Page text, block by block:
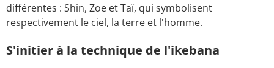
différentes : Shin, Zoe et Taï, qui symbolisent
respectivement le ciel, la terre et l'homme.
S'initier à la technique de l'ikebana